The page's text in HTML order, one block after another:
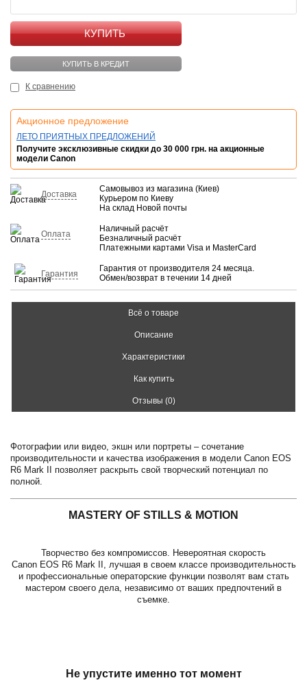
КУПИТЬ
КУПИТЬ В КРЕДИТ
К сравнению
Акционное предложение
ЛЕТО ПРИЯТНЫХ ПРЕДЛОЖЕНИЙ
Получите эксклюзивные скидки до 30 000 грн. на акционные
модели Canon
Доставка
Самовывоз из магазина (Киев)
Курьером по Киеву
На склад Новой почты
Оплата
Наличный расчёт
Безналичный расчёт
Платежными картами Visa и MasterCard
Гарантия
Гарантия от производителя 24 месяца.
Обмен/возврат в течении 14 дней
Всё о товаре
Описание
Характеристики
Как купить
Отзывы (0)
Фотографии или видео, экшн или портреты – сочетание
производительности и качества изображения в модели Canon EOS
R6 Mark II позволяет раскрыть свой творческий потенциал по
полной.
MASTERY OF STILLS & MOTION
Творчество без компромиссов. Невероятная скорость
Canon EOS R6 Mark II, лучшая в своем классе производительность
и профессиональные операторские функции позволят вам стать
мастером своего дела, независимо от ваших предпочтений в
съемке.
Не упустите именно тот момент